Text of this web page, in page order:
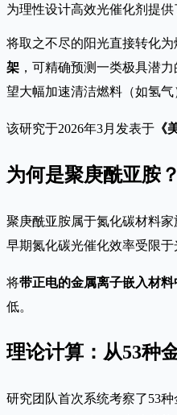
为理性设计高效光催化剂提
将取之不尽的阳光直接转化
架 ，可精确预测一类极具潜
望大幅加速清洁燃料（如氢
该研究于2026年3月发表于 《
为何是聚庚酰亚胺？
聚庚酰亚胺属于氮化碳材料
早期氮化碳光催化效率受限于
将带正电的金属离子嵌入材
低。
理论计算：从53种
研究团队首次系统考察了53